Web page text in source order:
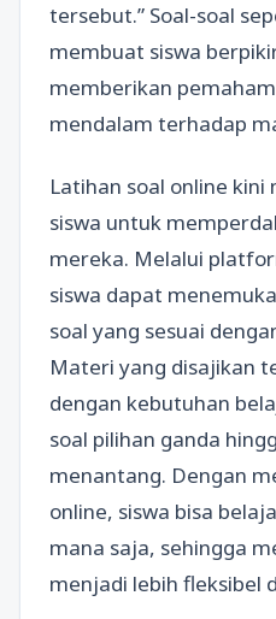
tersebut.” Soal-soal
membuat siswa
memberikan
mendalam terhadap
Latihan soal online
siswa untuk
mereka. Melalui
siswa dapat
soal yang sesuai
Materi yang disajikan
dengan kebutuhan
soal pilihan ganda
menantang. Dengan
online, siswa bisa
mana saja, sehingga
menjadi lebih fleksibel